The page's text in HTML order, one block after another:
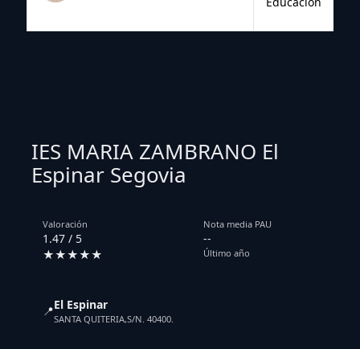
IES MARIA ZAMBRANO El
Espinar Segovia
Valoración
1.47 / 5
★★★★★
Nota media PAU
--
Último año
📍El Espinar
SANTA QUITERIA,S/N. 40400.